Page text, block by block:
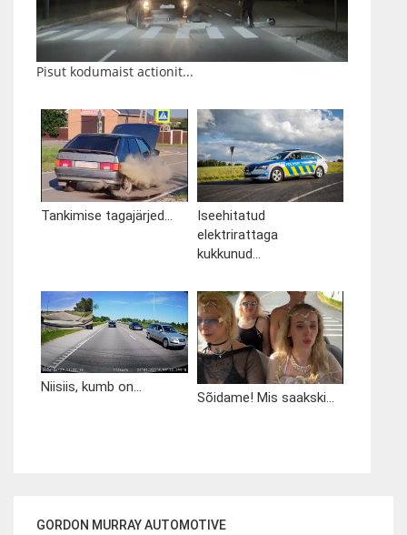
Pisut kodumaist actionit...
Tankimise tagajärjed...
Iseehitatud
elektrirattaga
kukkunud...
Niisiis, kumb on...
Sõidame! Mis saakski...
GORDON MURRAY AUTOMOTIVE